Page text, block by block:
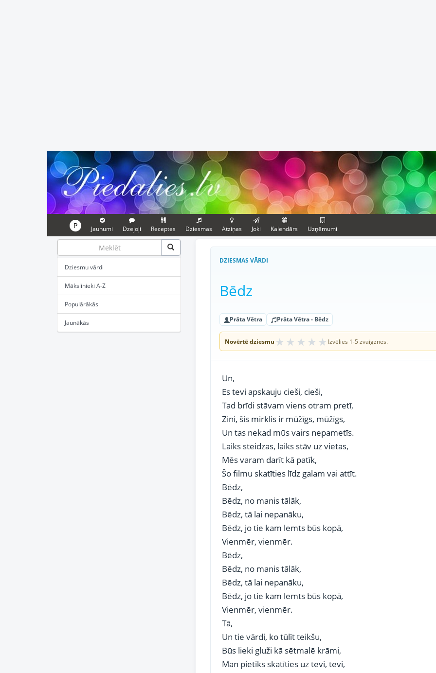
P Jaunumi Dzejoļi Receptes Dziesmas Atziņas Joki Kalendārs Uzņēmumi
Dziesmu vārdi
Mākslinieki A-Z
Populārākās
Jaunākās
DZIESMAS VĀRDI
Bēdz
Prāta Vētra Prāta Vētra - Bēdz
Novērtē dziesmu ★ ★ ★ ★ ★ Izvēlies 1-5 zvaigznes.
Un,
Es tevi apskauju cieši, cieši,
Tad brīdi stāvam viens otram pretī,
Zini, šis mirklis ir mūžīgs, mūžīgs,
Un tas nekad mūs vairs nepametīs.
Laiks steidzas, laiks stāv uz vietas,
Mēs varam darīt kā patīk,
Šo filmu skatīties līdz galam vai attīt.
Bēdz,
Bēdz, no manis tālāk,
Bēdz, tā lai nepanāku,
Bēdz, jo tie kam lemts būs kopā,
Vienmēr, vienmēr.
Bēdz,
Bēdz, no manis tālāk,
Bēdz, tā lai nepanāku,
Bēdz, jo tie kam lemts būs kopā,
Vienmēr, vienmēr.
Tā,
Un tie vārdi, ko tūlīt teikšu,
Būs lieki gluži kā sētmalē krāmi,
Man pietiks skatīties uz tevi, tevi,